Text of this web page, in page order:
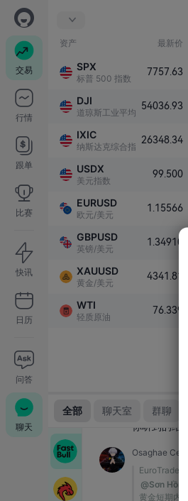
交易
行情
跟单
比赛
快讯
日历
问答
聊天
资产 最新价
SPX
标普 500 指数
7757.63
DJI
道琼斯工业平均指数
54036.93
IXIC
纳斯达克综合指数
26348.34
USDX
美元指数
99.500
EURUSD
欧元/美元
1.15566
GBPUSD
英镑/美元
1.34910
XAUUSD
黄金/美元
4341.81
WTI
轻质原油
76.339